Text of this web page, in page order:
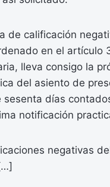
de calificación
en el artículo
lleva consigo la
del asiento de
sesenta días
notificación
negativas